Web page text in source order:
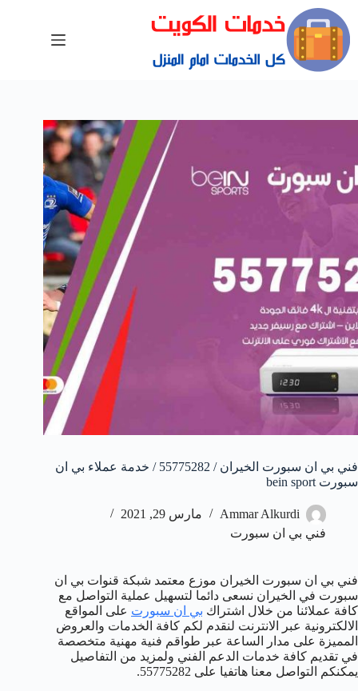
فني بي ان سبورت الخيران / 55775282 / خدمة عملاء بي ان
سبورت bein sport
Ammar Alkurdi
مارس 29, 2021
فني بي ان سبورت
فني بي ان سبورت الخيران موزع معتمد شبكة قنوات بي ان
سبورت في الخيران نسعى دائما لتسهيل عملية التواصل مع
كافة عملائنا من خلال اشتراك بي ان سبورت على المواقع
الالكترونية عبر الانترنت لنقدم لكم كافة الخدمات والعروض
المميزة على مدار الساعة عبر طواقم فنية مهنية متخصصة
في تقديم كافة خدمات الدعم الفني ولمزيد من التفاصيل
يمكنكم التواصل معنا هاتفيا على 55775282.